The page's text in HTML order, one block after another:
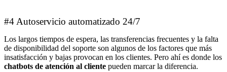
#4 Autoservicio automatizado 24/7
Los largos tiempos de espera, las transferencias frecuentes y la falta
de disponibilidad del soporte son algunos de los factores que más
insatisfacción y bajas provocan en los clientes. Pero ahí es donde los
chatbots de atención al cliente pueden marcar la diferencia.